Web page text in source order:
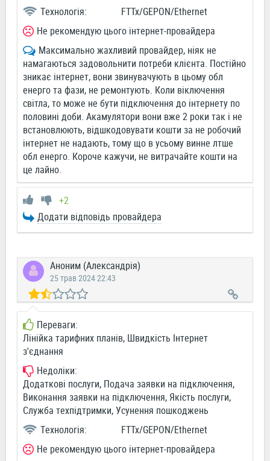
Технологія:
FTTx/GEPON/Ethernet
Не рекомендую цього інтернет-провайдера
Максимально жахливий провайдер, ніяк не
намагаються задовольнити потреби клієнта. Постійно
зникає інтернет, вони звинувачують в цьому обл
енерго та фази, не ремонтують. Коли віключення
світла, то може не бути підключення до інтернету по
половині доби. Акамулятори вони вже 2 роки так і не
встановлюють, відшкодовувати кошти за не робочий
інтернет не надають, тому що в усьому винне лтше
обл енерго. Короче кажучи, не витрачайте кошти на
це лайно.
+2
Додати відповідь провайдера
Аноним (Александрія)
25 трав 2024 22:43
Переваги:
Лінійка тарифних планів, Швидкість Інтернет
з'єднання
Недоліки:
Додаткові послуги, Подача заявки на підключення,
Виконання заявки на підключення, Якість послуги,
Служба техпідтримки, Усунення пошкоджень
Технологія:
FTTx/GEPON/Ethernet
Не рекомендую цього інтернет-провайдера